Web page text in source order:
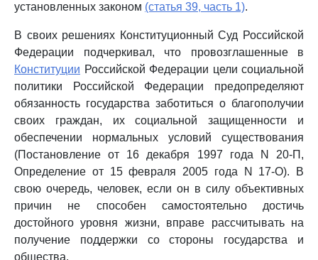
установленных законом (статья 39, часть 1).
В своих решениях Конституционный Суд Российской
Федерации подчеркивал, что провозглашенные в
Конституции Российской Федерации цели социальной
политики Российской Федерации предопределяют
обязанность государства заботиться о благополучии
своих граждан, их социальной защищенности и
обеспечении нормальных условий существования
(Постановление от 16 декабря 1997 года N 20-П,
Определение от 15 февраля 2005 года N 17-О). В
свою очередь, человек, если он в силу объективных
причин не способен самостоятельно достичь
достойного уровня жизни, вправе рассчитывать на
получение поддержки со стороны государства и
общества.